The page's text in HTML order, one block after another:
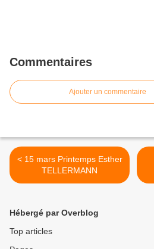
Commentaires
Ajouter un commentaire
< 15 mars Printemps Esther
TELLERMANN
Hébergé par Overblog
Top articles